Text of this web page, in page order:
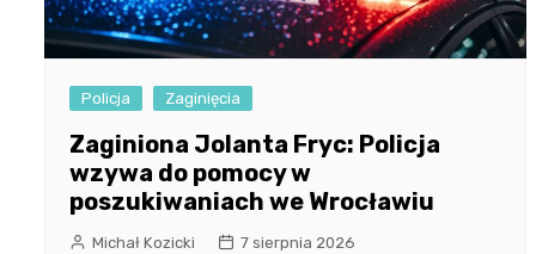
Policja Zaginięcia
Zaginiona Jolanta Fryc: Policja
wzywa do pomocy w
poszukiwaniach we Wrocławiu
Michał Kozicki 7 sierpnia 2026